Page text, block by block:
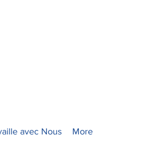
avec Nous More